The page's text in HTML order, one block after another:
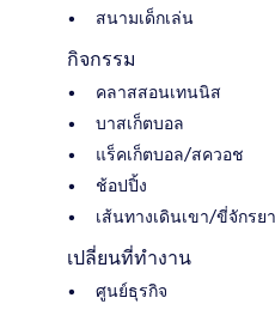
สนามเด็กเล่น
กิจกรรม
คลาสสอนเทนนิส
บาสเก็ตบอล
แร็คเก็ตบอล/สควอช
ช้อปปิ้ง
เส้นทางเดินเขา/ขี่จักรย
เปลี่ยนที่ทำงาน
ศูนย์ธุรกิจ